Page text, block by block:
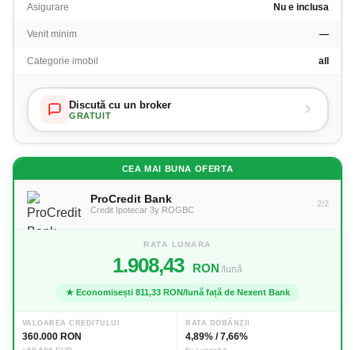
Asigurare Nu e inclusa
Venit minim —
Categorie imobil all
Discută cu un broker
GRATUIT
CEA MAI BUNA OFERTA
ProCredit Bank
Credit Ipotecar 3y ROGBC
2/2
RATA LUNARA
1.908,43 RON /lună
★ Economisești 811,33 RON/lună față de Nexent Bank
VALOAREA CREDITULUI
360.000 RON
RATA DOBÂNZII
4,89% / 7,66%